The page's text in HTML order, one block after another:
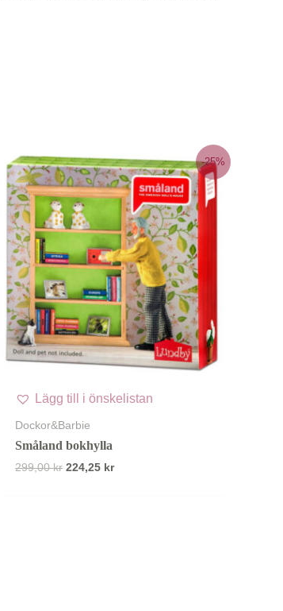
-25%
Lägg till i önskelistan
Dockor&Barbie
Småland bokhylla
299,00kr Det
224,25 krDet